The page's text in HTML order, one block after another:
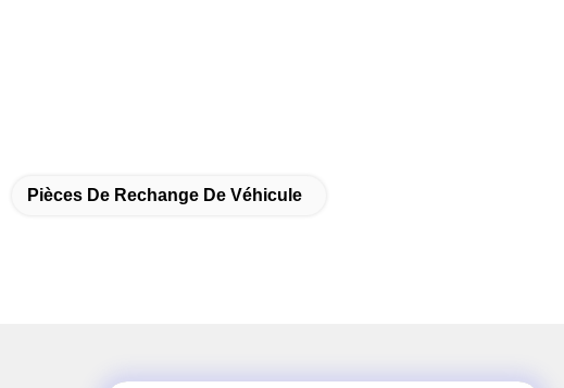
Pièces De Rechange De Véhicule